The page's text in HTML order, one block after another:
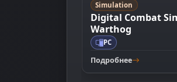
Simulation
Digital Combat
Warthog
PC
Подробнее